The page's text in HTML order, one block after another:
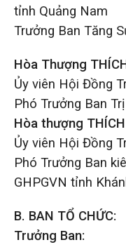
tỉnh Quảng Nam
Trưởng Ban Tăng
Hòa Thượng
Ủy viên Hội Đồng
Phó Trưởng Ban
Hòa thượng THÍCH
Ủy viên Hội Đồng
Phó Trưởng Ban
GHPGVN tỉnh
B. BAN TỔ CHỨC:
Trưởng Ban: